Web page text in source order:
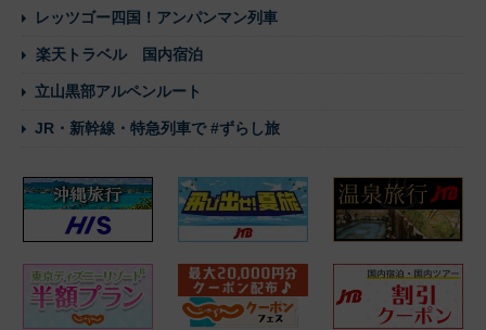
レッツゴー四国！アンパンマン列車
楽天トラベル 国内宿泊
立山黒部アルペンルート
JR・新幹線・特急列車で #ずらし旅